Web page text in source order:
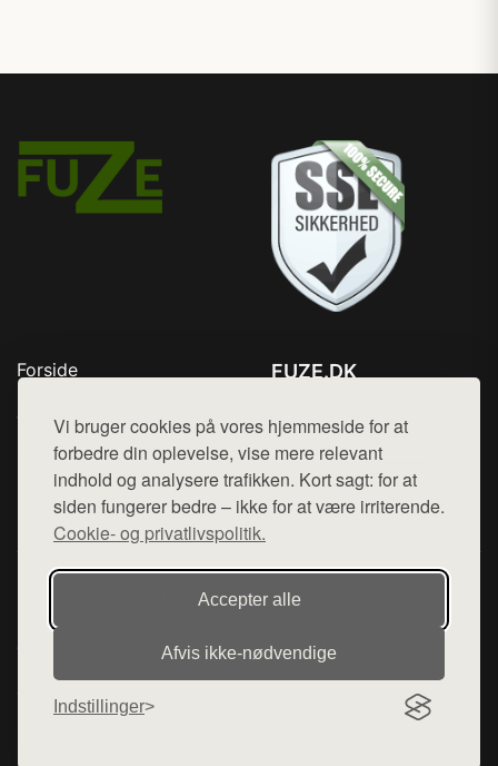
Vi bruger cookies på vores hjemmeside for at
forbedre din oplevelse, vise mere relevant
indhold og analysere trafikken. Kort sagt: for at
siden fungerer bedre – ikke for at være irriterende.
Cookie- og privatlivspolitik.
Accepter alle
Afvis ikke‑nødvendige
Indstillinger
Forside
Top Rabatter
Kontakt
FUZE.DK
Mail: hej@want.dk
Cookie- og privatlivspolitik
Denne side er en del af want.dk, der udgiver en række
hjemmesider med præsentation af forskellige produkter fra
diverse webshops. Der sælges ikke varer fra denne side - vi
henviser til de shops, som sælger varen. Vi har heller ikke
varerne på lager.